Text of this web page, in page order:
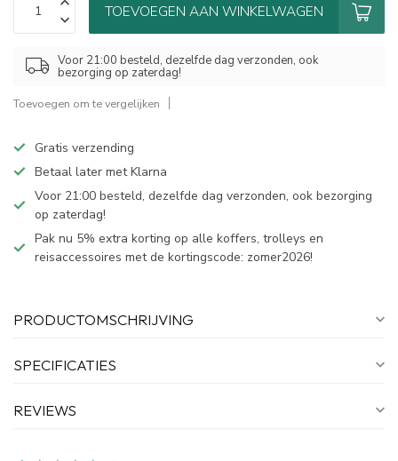
TOEVOEGEN AAN WINKELWAGEN
Voor 21:00 besteld, dezelfde dag verzonden, ook
bezorging op zaterdag!
Toevoegen om te vergelijken
Gratis verzending
Betaal later met Klarna
Voor 21:00 besteld, dezelfde dag verzonden, ook bezorging
op zaterdag!
Pak nu 5% extra korting op alle koffers, trolleys en
reisaccessoires met de kortingscode: zomer2026!
PRODUCTOMSCHRIJVING
SPECIFICATIES
REVIEWS